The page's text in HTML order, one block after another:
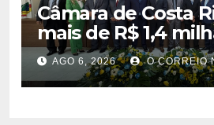
Câmara de Costa
mais de R$ 1,4
emendas para
em diversas áreas
AGO 6, 2026 O CORREIO